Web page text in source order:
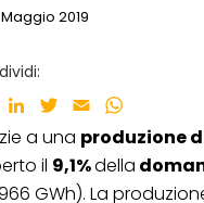
Maggio 2019
Facebook
LinkedInTwitter
Email
a una produzione
il 9,1%della
GWh). La